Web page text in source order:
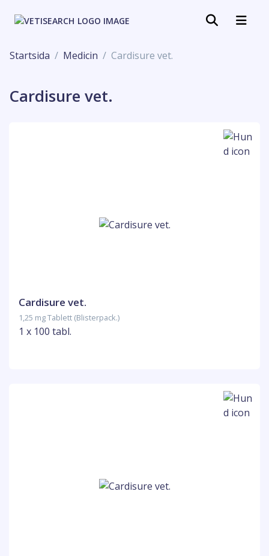
Startsida Medicin Cardisure vet.
Cardisure vet.
Cardisure vet.
1,25 mg Tablett (Blisterpack.)
1 x 100 tabl.